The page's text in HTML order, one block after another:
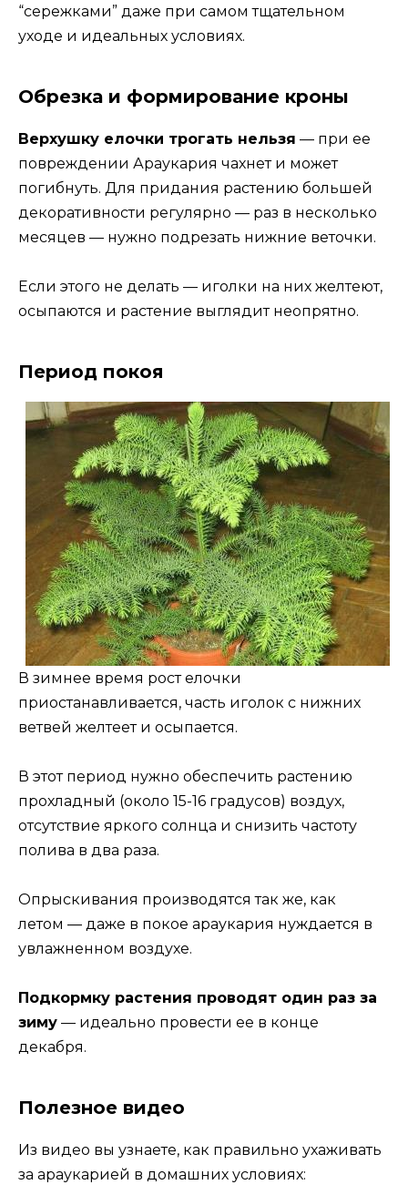
“сережками” даже при самом тщательном
уходе и идеальных условиях.
Обрезка и формирование кроны
Верхушку елочки трогать нельзя — при ее
повреждении Араукария чахнет и может
погибнуть. Для придания растению большей
декоративности регулярно — раз в несколько
месяцев — нужно подрезать нижние веточки.
Если этого не делать — иголки на них желтеют,
осыпаются и растение выглядит неопрятно.
Период покоя
В зимнее время рост елочки
приостанавливается, часть иголок с нижних
ветвей желтеет и осыпается.
В этот период нужно обеспечить растению
прохладный (около 15-16 градусов) воздух,
отсутствие яркого солнца и снизить частоту
полива в два раза.
Опрыскивания производятся так же, как
летом — даже в покое араукария нуждается в
увлажненном воздухе.
Подкормку растения проводят один раз за
зиму — идеально провести ее в конце
декабря.
Полезное видео
Из видео вы узнаете, как правильно ухаживать
за араукарией в домашних условиях: